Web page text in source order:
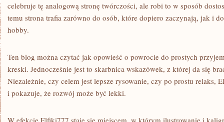
celebruje tę analogową stronę twórczości, ale robi to w sposób
temu strona trafia zarówno do osób, które dopiero zaczynają, jak i
hobby.
Ten blog można czytać jak opowieść o powrocie do prostych
kreski. Jednocześnie jest to skarbnica wskazówek, z której da się
Niezależnie, czy celem jest lepsze rysowanie, czy po prostu relaks,
i pokazuje, że rozwój może być lekki.
W efekcie Elfiki777 staje się miejscem, w którym ilustrowanie i